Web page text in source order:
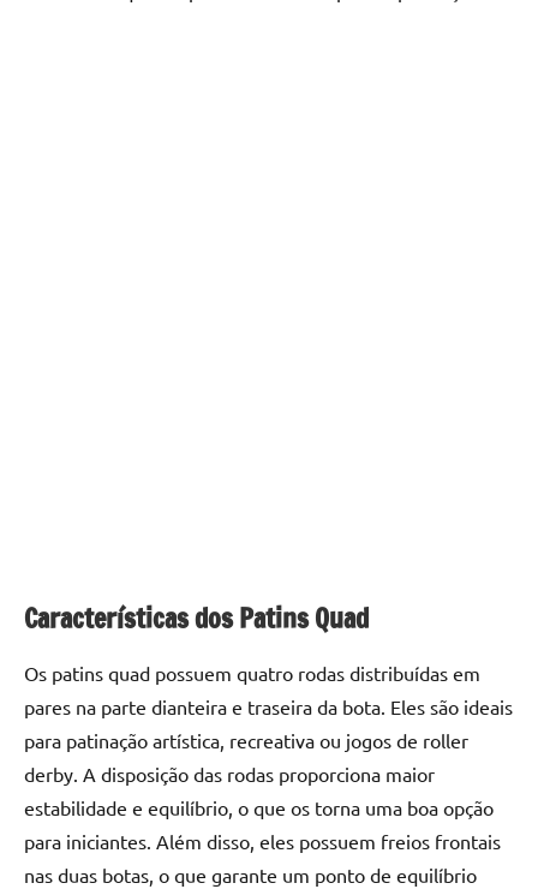
Características dos Patins Quad
Os patins quad possuem quatro rodas distribuídas em
pares na parte dianteira e traseira da bota. Eles são ideais
para patinação artística, recreativa ou jogos de roller
derby. A disposição das rodas proporciona maior
estabilidade e equilíbrio, o que os torna uma boa opção
para iniciantes. Além disso, eles possuem freios frontais
nas duas botas, o que garante um ponto de equilíbrio